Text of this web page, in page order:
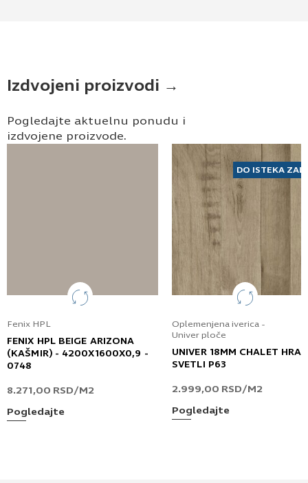
Izdvojeni proizvodi →
Pogledajte aktuelnu ponudu i
izdvojene proizvode.
Fenix HPL
FENIX HPL BEIGE ARIZONA
(KAŠMIR) - 4200X1600X0,9 -
0748
8.271,00 RSD/M2
Pogledajte
DO ISTEKA
Oplemenjena iverica -
Univer ploče
UNIVER 18MM CHALET
SVETLI P63
2.999,00 RSD/M2
Pogledajte